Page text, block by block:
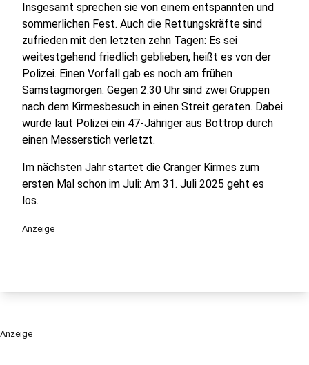
Insgesamt sprechen sie von einem entspannten und
sommerlichen Fest. Auch die Rettungskräfte sind
zufrieden mit den letzten zehn Tagen: Es sei
weitestgehend friedlich geblieben, heißt es von der
Polizei. Einen Vorfall gab es noch am frühen
Samstagmorgen: Gegen 2.30 Uhr sind zwei Gruppen
nach dem Kirmesbesuch in einen Streit geraten. Dabei
wurde laut Polizei ein 47-Jähriger aus Bottrop durch
einen Messerstich verletzt.
Im nächsten Jahr startet die Cranger Kirmes zum
ersten Mal schon im Juli: Am 31. Juli 2025 geht es
los.
Anzeige
Anzeige